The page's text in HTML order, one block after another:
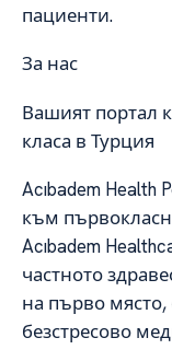
пациенти.
За нас
Вашият портал
класа в Турция
Acıbadem
към
Acıbadem
частното
на първо място,
безстресово